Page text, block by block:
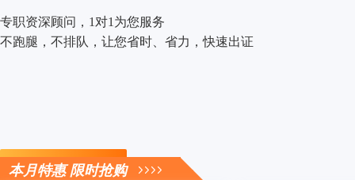
专职资深顾问，1对1为您服务
不跑腿，不排队，让您省时、省力，快速出证
立即咨询
本月特惠 限时抢购